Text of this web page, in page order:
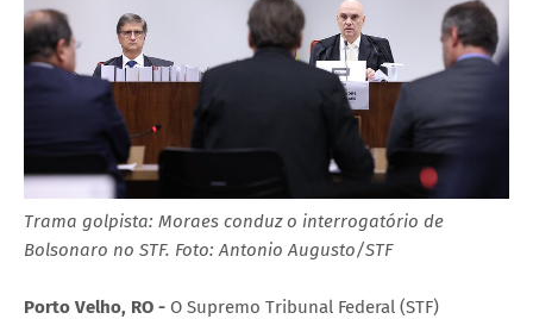
Trama golpista: Moraes conduz o interrogatório de
Bolsonaro no STF. Foto: Antonio Augusto/STF
Porto Velho, RO - O Supremo Tribunal Federal (STF)